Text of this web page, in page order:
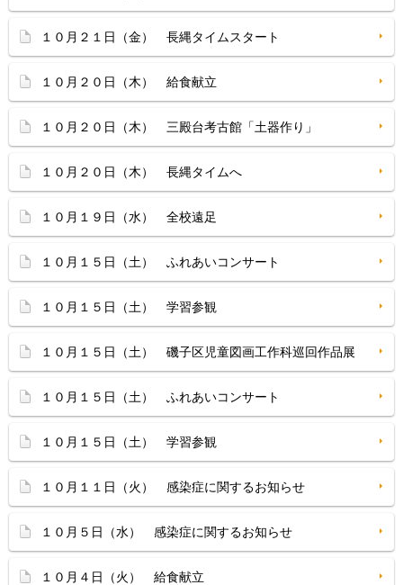
１０月２１日（金） 長縄タイムスタート
１０月２０日（木） 給食献立
１０月２０日（木） 三殿台考古館「土器作り」
１０月２０日（木） 長縄タイムへ
１０月１９日（水） 全校遠足
１０月１５日（土） ふれあいコンサート
１０月１５日（土） 学習参観
１０月１５日（土） 磯子区児童図画工作科巡回作品展
１０月１５日（土） ふれあいコンサート
１０月１５日（土） 学習参観
１０月１１日（火） 感染症に関するお知らせ
１０月５日（水） 感染症に関するお知らせ
１０月４日（火） 給食献立